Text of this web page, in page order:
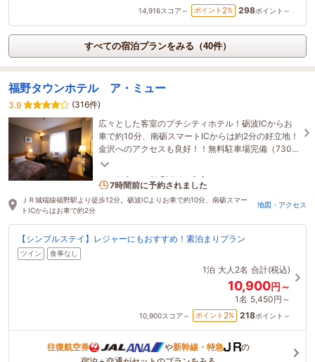
14,916スコア～ ポイント 2% 298ポイント～
すべての宿泊プランをみる（40件）
福野タウンホテル ア・ミュー
3.9
(316件)
広々とした客室のプチシティホテル！砺波ICからお
車で約10分、南砺スマートICからは約2分の好立地！
金沢へのアクセスも良好！！無料駐車場完備（730
台）・ショッピングセンター併設・全室Wi-Fi完備。
2名がこの宿を見ています
7時間前に予約されました
ＪＲ城端線福野駅より徒歩12分。砺波ICよりお車で約10分、南砺スマー
トICからはお車で約2分
地図・アクセス
【シンプルステイ】レジャーにもおすすめ！素泊まりプラン
ツイン 食事なし
1泊 大人2名 合計(税込)
10,900円～
1名 5,450円～
10,900スコア～ ポイント 2% 218ポイント～
往復航空券 や新幹線・特急
の